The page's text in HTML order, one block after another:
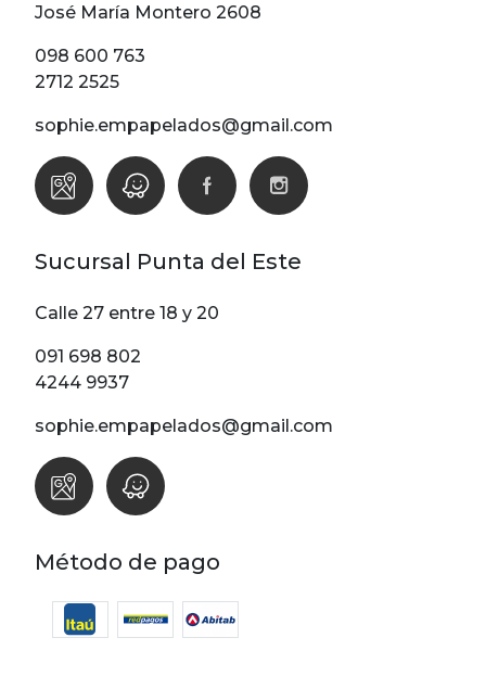
José María Montero 2608
098 600 763
2712 2525
sophie.empapelados@gmail.com
Sucursal Punta del Este
Calle 27 entre 18 y 20
091 698 802
4244 9937
sophie.empapelados@gmail.com
Método de pago